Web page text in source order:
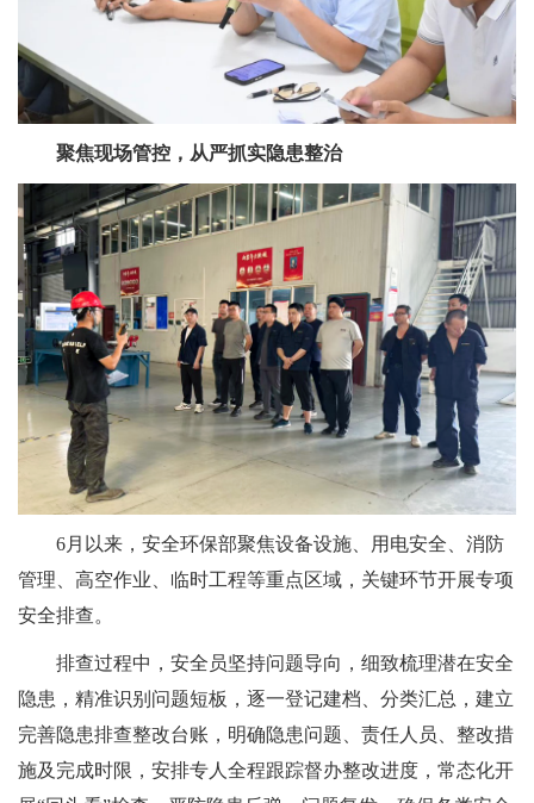
聚焦现场管控，从严抓实隐患整治
6月以来，安全环保部聚焦设备设施、用电安全、消防
管理、高空作业、临时工程等重点区域，关键环节开展专项
安全排查。
排查过程中，安全员坚持问题导向，细致梳理潜在安全
隐患，精准识别问题短板，逐一登记建档、分类汇总，建立
完善隐患排查整改台账，明确隐患问题、责任人员、整改措
施及完成时限，安排专人全程跟踪督办整改进度，常态化开